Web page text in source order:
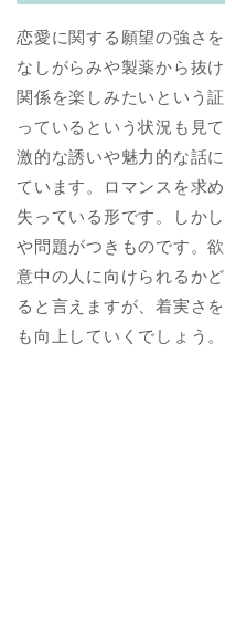
恋愛に関する願望の強さ
なしがらみや製薬から抜
関係を楽しみたいという
っているという状況も見
激的な誘いや魅力的な話
ています。ロマンスを求
失っている形です。しか
や問題がつきものです。
意中の人に向けられるか
ると言えますが、着実さ
も向上していくでしょう。